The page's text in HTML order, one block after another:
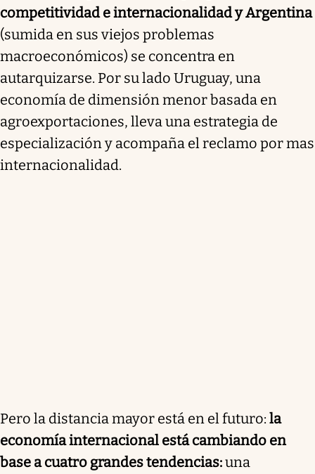
competitividad e internacionalidad y Argentina
(sumida en sus viejos problemas
macroeconómicos) se concentra en
autarquizarse. Por su lado Uruguay, una
economía de dimensión menor basada en
agroexportaciones, lleva una estrategia de
especialización y acompaña el reclamo por mas
internacionalidad.
Pero la distancia mayor está en el futuro: la
economía internacional está cambiando en
base a cuatro grandes tendencias:una